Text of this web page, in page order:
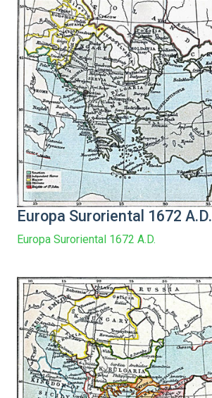
Europa Suroriental 1672 A.D.
Europa Suroriental 1672 A.D.